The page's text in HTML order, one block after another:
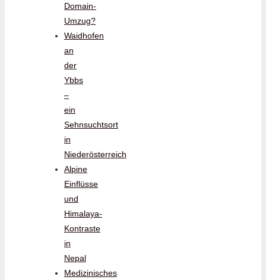
Domain-
Umzug?
Waidhofen
an
der
Ybbs
–
ein
Sehnsuchtsort
in
Niederösterreich
Alpine
Einflüsse
und
Himalaya-
Kontraste
in
Nepal
Medizinisches